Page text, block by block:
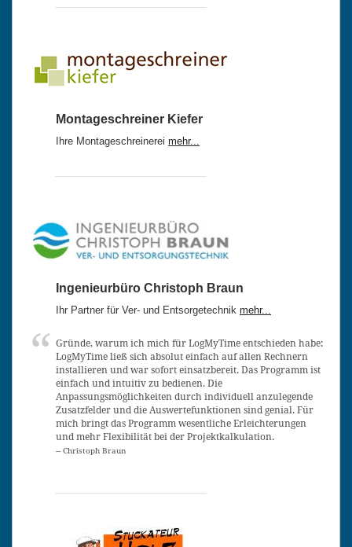
Montageschreiner Kiefer
Ihre Montageschreinerei mehr...
Ingenieurbüro Christoph Braun
Ihr Partner für Ver- und Entsorgetechnik mehr...
Gründe, warum ich mich für LogMyTime entschieden habe:
LogMyTime ließ sich absolut einfach auf allen Rechnern
installieren und war sofort einsatzbereit. Das Programm ist
einfach und intuitiv zu bedienen. Die
Anpassungsmöglichkeiten durch individuell anzulegende
Zusatzfelder und die Auswertefunktionen sind genial. Für
mich bringt das Programm wesentliche Erleichterungen
und mehr Flexibilität bei der Projektkalkulation.
-- Christoph Braun